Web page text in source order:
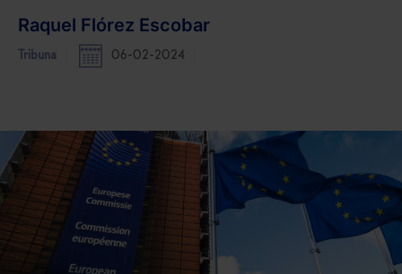
Raquel Flórez Escobar
Tribuna 06-02-2024